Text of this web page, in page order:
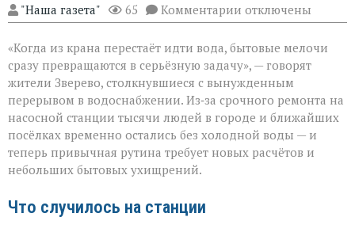
"Наша газета" 65 Комментарии к
записи
воды
ни
туда
ни
сюда:
в
Зверево
и
окрестностях —
отключены
«Когда из крана перестаёт идти вода, бытовые мелочи
сразу превращаются в серьёзную задачу», — говорят
жители Зверево, столкнувшиеся с вынужденным
перерывом в водоснабжении. Из‑за срочного ремонта на
насосной станции тысячи людей в городе и ближайших
посёлках временно остались без холодной воды — и
теперь привычная рутина требует новых расчётов и
небольших бытовых ухищрений.
Что случилось на станции